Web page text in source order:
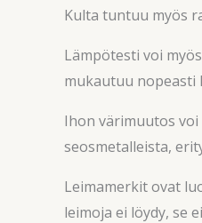
Kulta tuntuu myös
Lämpötesti voi
mukautuu nopeasti
Ihon värimuutos
seosmetalleista,
Leimamerkit ovat
leimoja ei löydy, se